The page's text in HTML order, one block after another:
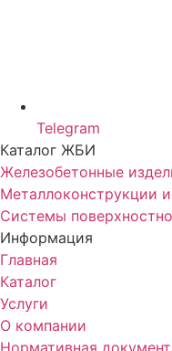
Telegram
Каталог ЖБИ
Железобетонные
Металлоконструкции
Системы
Информация
Главная
Каталог
Услуги
О компании
Нормативная